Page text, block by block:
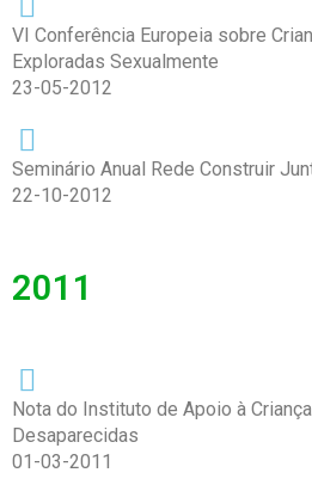
VI Conferência Europeia sobre
Exploradas Sexualmente
23-05-2012
Seminário Anual Rede Construir
22-10-2012
2011
Nota do Instituto de Apoio à
Desaparecidas
01-03-2011